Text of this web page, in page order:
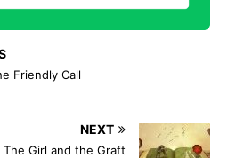
Friendly Call
NEXT
The Girl and the Graft